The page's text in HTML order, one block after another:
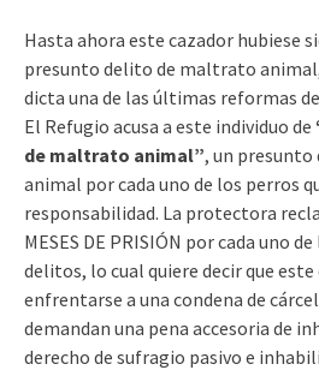
Hasta ahora este cazador hubiese
presunto delito de maltrato
dicta una de las últimas reformas
El Refugio acusa a este individuo de
de maltrato animal”, un
animal por cada uno de los perros
responsabilidad. La protectora
MESES DE PRISIÓN por cada uno
delitos, lo cual quiere decir que
enfrentarse a una condena de
demandan una pena accesoria de
derecho de sufragio pasivo e